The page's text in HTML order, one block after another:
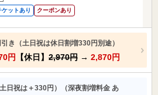
ケットあり クーポンあり
き（土日祝は休日割増330円別途）
円 【休日】 2,970円 → 2,870円
日祝は＋330円）（深夜割増料金 あ